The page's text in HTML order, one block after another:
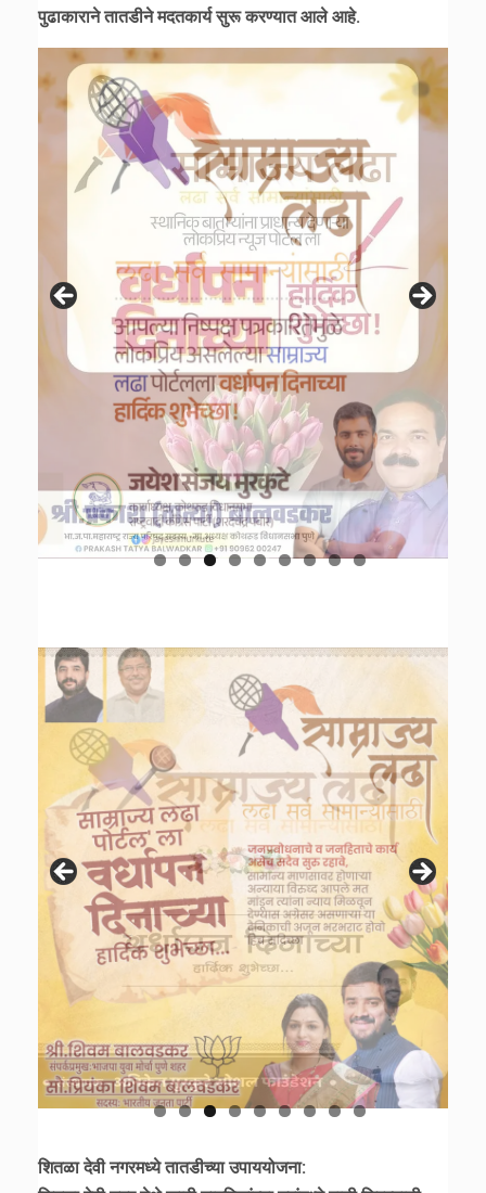
पुढाकाराने तातडीने मदतकार्य सुरू करण्यात आले आहे.
शितळा देवी नगरमध्ये तातडीच्या उपाययोजना: